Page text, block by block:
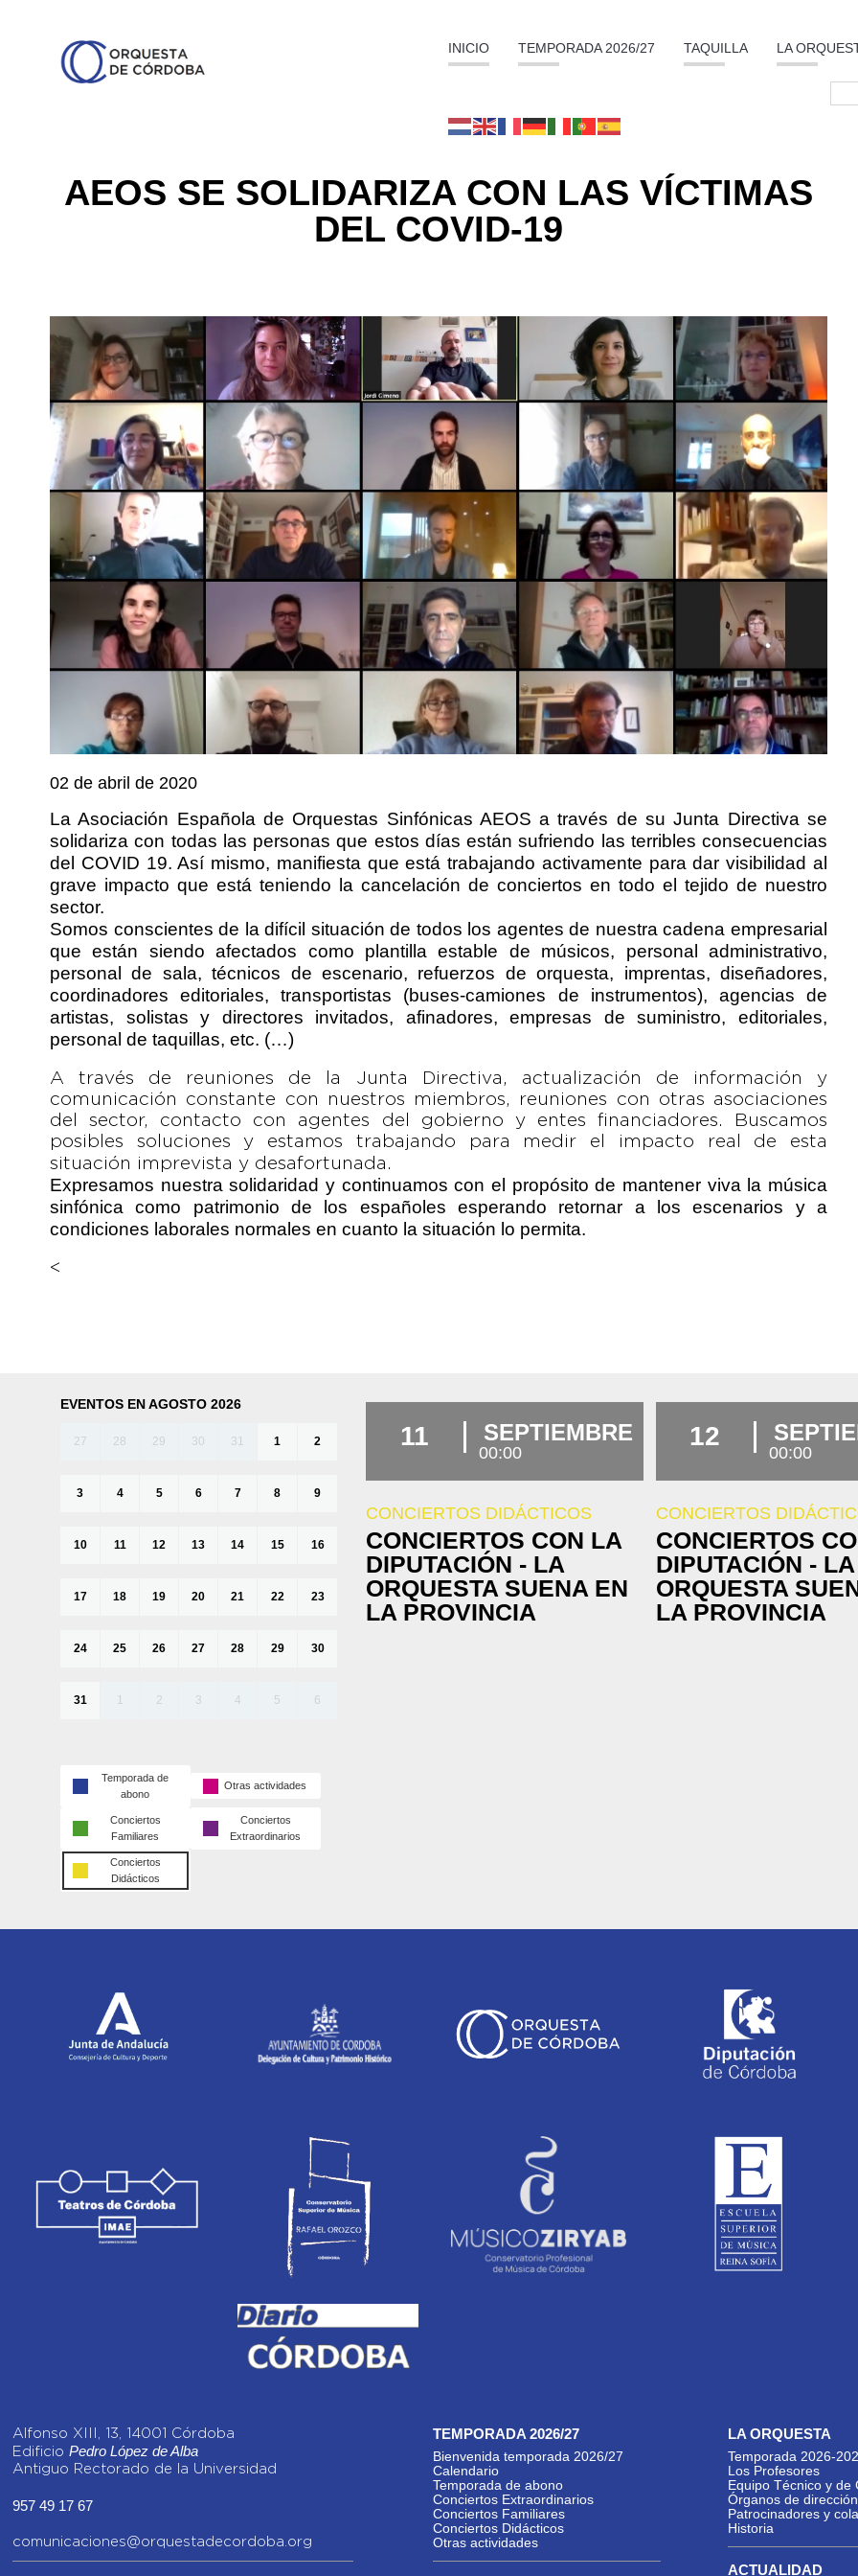
INICIO TEMPORADA 2026/27 TAQUILLA LA
AEOS SE SOLIDARIZA CON LAS VÍCTIMAS
DEL COVID-19
02 de abril de 2020
La Asociación Española de Orquestas Sinfónicas AEOS a través de su Junta Directiva se
solidariza con todas las personas que estos días están sufriendo las terribles consecuencias
del COVID 19. Así mismo, manifiesta que está trabajando activamente para dar visibilidad al
grave impacto que está teniendo la cancelación de conciertos en todo el tejido de nuestro
sector.
Somos conscientes de la difícil situación de todos los agentes de nuestra cadena empresarial
que están siendo afectados como plantilla estable de músicos, personal administrativo,
personal de sala, técnicos de escenario, refuerzos de orquesta, imprentas, diseñadores,
coordinadores editoriales, transportistas (buses-camiones de instrumentos), agencias de
artistas, solistas y directores invitados, afinadores, empresas de suministro, editoriales,
personal de taquillas, etc. (…)
A través de reuniones de la Junta Directiva, actualización de información y
comunicación constante con nuestros miembros, reuniones con otras asociaciones
del sector, contacto con agentes del gobierno y entes financiadores. Buscamos
posibles soluciones y estamos trabajando para medir el impacto real de esta
situación imprevista y desafortunada.
Expresamos nuestra solidaridad y continuamos con el propósito de mantener viva la música
sinfónica como patrimonio de los españoles esperando retornar a los escenarios y a
condiciones laborales normales en cuanto la situación lo permita.
<
EVENTOS EN AGOSTO 2026
27 28 29 30 31 1 2
3 4 5 6 7 8 9
10 11 12 13 14 15 16
17 18 19 20 21 22 23
24 25 26 27 28 29 30
31 1 2 3 4 5 6
Temporada de
abono
Otras actividades
Conciertos
Familiares
Conciertos
Extraordinarios
Conciertos
Didácticos
11 SEPTIEMBRE
00:00
CONCIERTOS DIDÁCTICOS
CONCIERTOS CON LA
DIPUTACIÓN - LA
ORQUESTA SUENA EN
LA PROVINCIA
12
00:00
CONCIERTOS
CONCIERTOS
DIPUTACIÓN - LA
ORQUESTA
LA PROVINCIA
Alfonso XIII, 13, 14001 Córdoba
EdificioPedro López de Alba
Antiguo Rectorado de la Universidad
957 49 17 67
comunicaciones@orquestadecordoba.org
TEMPORADA 2026/27
Bienvenida temporada 2026/27
Calendario
Temporada de abono
Conciertos Extraordinarios
Conciertos Familiares
Conciertos Didácticos
Otras actividades
LA ORQUESTA
Temporada 2026-
Los Profesores
Equipo Técnico y de
Órganos de dirección
Patrocinadores y
Historia
ACTUALIDAD